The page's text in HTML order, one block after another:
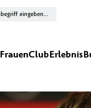
FrauenClubErlebnis